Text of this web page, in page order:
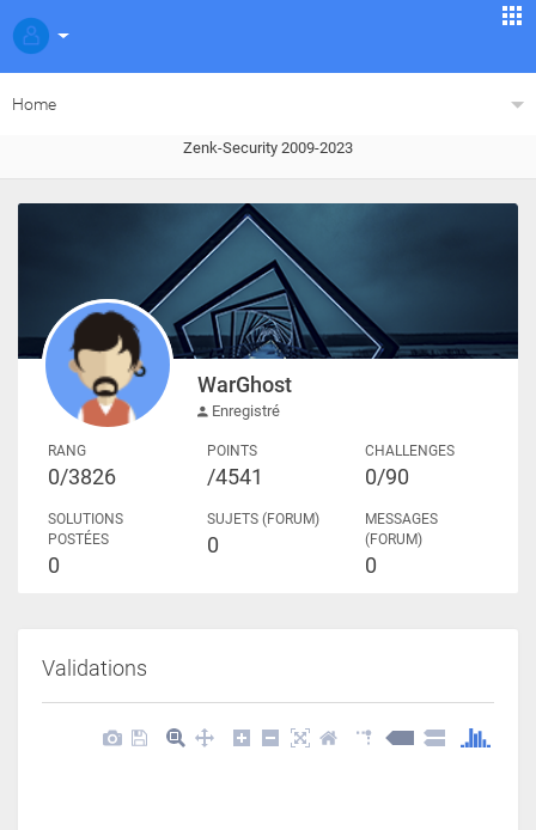
Home
Zenk-Security 2009-2023
WarGhost
Enregistré
RANG
0/3826
POINTS
/4541
CHALLENGES
0/90
SOLUTIONS
POSTÉES
0
SUJETS (FORUM)
0
MESSAGES
(FORUM)
0
Validations